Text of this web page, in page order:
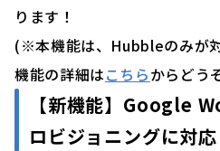
ります！
(※本機能は、Hubbleのみが
機能の詳細はこちらからどう
【新機能】 Google
ロビジョニングに対